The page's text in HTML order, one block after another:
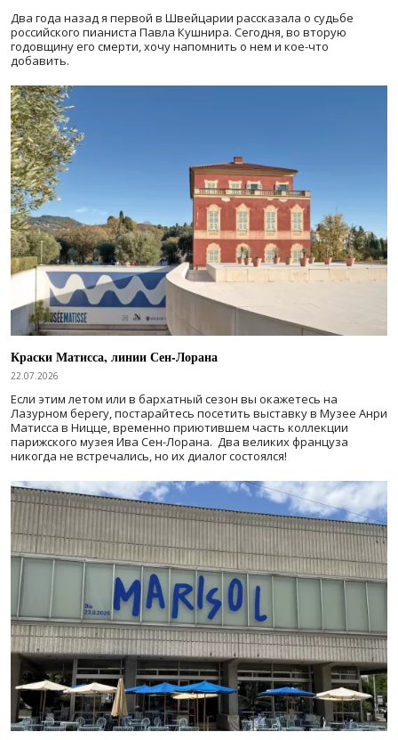
Два года назад я первой в Швейцарии рассказала о судьбе
российского пианиста Павла Кушнира. Сегодня, во вторую
годовщину его смерти, хочу напомнить о нем и кое-что
добавить.
Краски Матисса, линии Сен-Лорана
22.07.2026
Если этим летом или в бархатный сезон вы окажетесь на
Лазурном берегу, постарайтесь посетить выставку в Музее Анри
Матисса в Ницце, временно приютившем часть коллекции
парижского музея Ива Сен-Лорана. Два великих француза
никогда не встречались, но их диалог состоялся!